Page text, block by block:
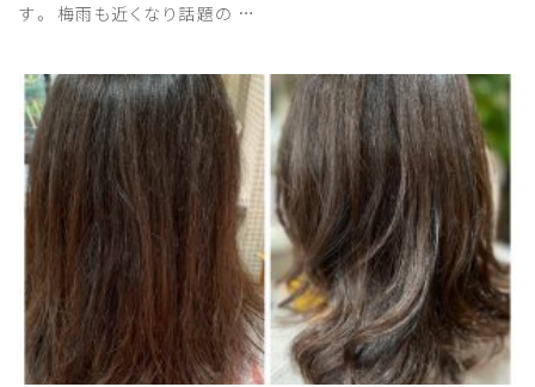
す。 梅雨も近くなり話題の …